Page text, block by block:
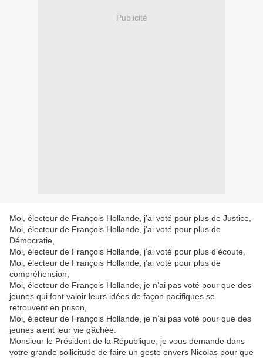
Publicité
Moi, électeur de François Hollande, j’ai voté pour plus de Justice,
Moi, électeur de François Hollande, j’ai voté pour plus de
Démocratie,
Moi, électeur de François Hollande, j’ai voté pour plus d’écoute,
Moi, électeur de François Hollande, j’ai voté pour plus de
compréhension,
Moi, électeur de François Hollande, je n’ai pas voté pour que des
jeunes qui font valoir leurs idées de façon pacifiques se
retrouvent en prison,
Moi, électeur de François Hollande, je n’ai pas voté pour que des
jeunes aient leur vie gâchée.
Monsieur le Président de la République, je vous demande dans
votre grande sollicitude de faire un geste envers Nicolas pour que